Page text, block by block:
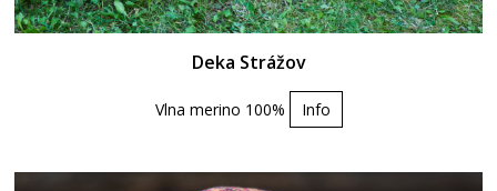
Deka Strážov
Vlna merino 100% Info